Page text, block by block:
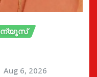
ന്യൂസ്
Aug 6, 2026